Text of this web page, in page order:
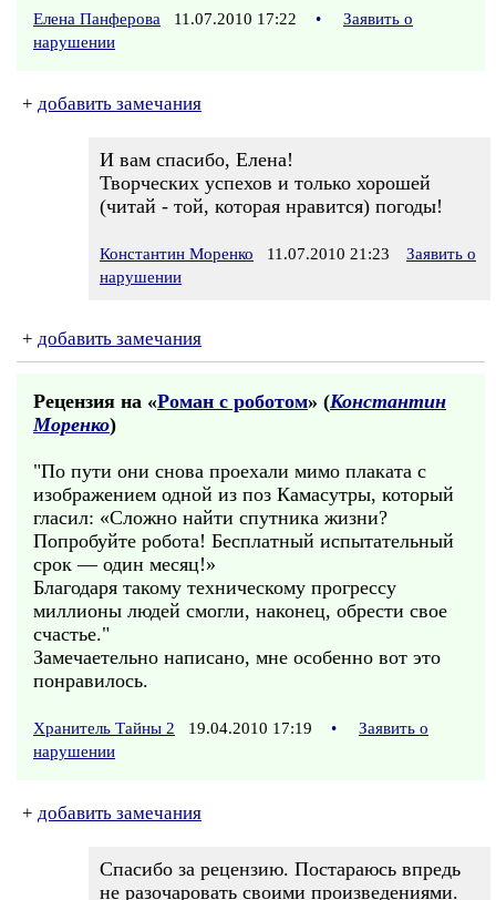
Елена Панферова 11.07.2010 17:22 •
Заявить о
нарушении
+ добавить замечания
И вам спасибо, Елена!
Творческих успехов и только хорошей
(читай - той, которая нравится) погоды!
Константин Моренко 11.07.2010 21:23
Заявить о
нарушении
+ добавить замечания
Рецензия на «Роман с роботом» (Константин
Моренко)
"По пути они снова проехали мимо плаката с
изображением одной из поз Камасутры, который
гласил: «Сложно найти спутника жизни?
Попробуйте робота! Бесплатный испытательный
срок — один месяц!»
Благодаря такому техническому прогрессу
миллионы людей смогли, наконец, обрести свое
счастье."
Замечаетельно написано, мне особенно вот это
понравилось.
Хранитель Тайны 2 19.04.2010 17:19 •
Заявить о
нарушении
+ добавить замечания
Спасибо за рецензию. Постараюсь впредь
не разочаровать своими произведениями.